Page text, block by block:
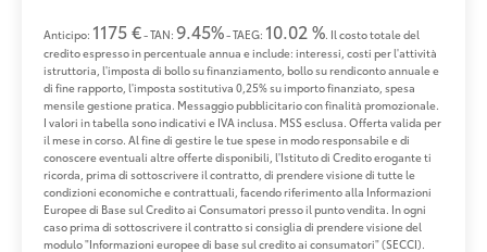
Anticipo: 1175 €- TAN: 9.45%- TAEG: 10.02 %. Il costo totale del
credito espresso in percentuale annua e include: interessi, costi per l'attività
istruttoria, l'imposta di bollo su finanziamento, bollo su rendiconto annuale e
di fine rapporto, l'imposta sostitutiva 0,25% su importo finanziato, spesa
mensile gestione pratica. Messaggio pubblicitario con finalità promozionale.
I valori in tabella sono indicativi e IVA inclusa. MSS esclusa. Offerta valida per
il mese in corso. Al fine di gestire le tue spese in modo responsabile e di
conoscere eventuali altre offerte disponibili, l'Istituto di Credito erogante ti
ricorda, prima di sottoscrivere il contratto, di prendere visione di tutte le
condizioni economiche e contrattuali, facendo riferimento alla Informazioni
Europee di Base sul Credito ai Consumatori presso il punto vendita. In ogni
caso prima di sottoscrivere il contratto si consiglia di prendere visione del
modulo "Informazioni europee di base sul credito ai consumatori" (SECCI).